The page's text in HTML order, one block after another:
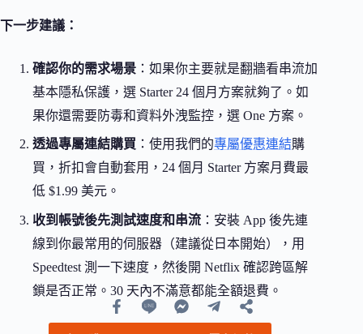
下一步建議：
確認你的需求場景 ：如果你主要就是翻牆看串流加
基本隱私保護，選 Starter 24 個月方案就夠了。如
果你還需要防毒和資料外洩監控，選 One 方案。
透過專屬連結購買 ：使用我們的專屬優惠連結購
買，折扣會自動套用，24 個月 Starter 方案月費最
低 $1.99 美元。
收到帳號後先測試速度和串流 ：安裝 App 後先連
線到你最常用的伺服器（建議從日本開始），用
Speedtest 測一下速度，然後開 Netflix 確認跨區解
鎖是否正常。30 天內不滿意都能全額退費。